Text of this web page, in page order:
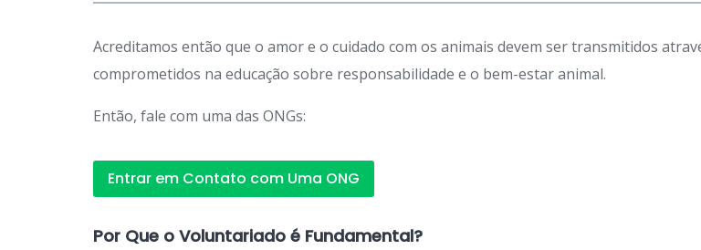
Acreditamos então que o amor e o cuidado com os animais devem ser transmitidos
comprometidos na educação sobre responsabilidade e o bem-estar animal.
Então, fale com uma das ONGs:
Entrar em Contato com Uma ONG
Por Que o Voluntariado é Fundamental?